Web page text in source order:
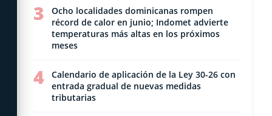
3
Ocho localidades dominicanas rompen
récord de calor en junio; Indomet advierte
temperaturas más altas en los próximos
meses
4
Calendario de aplicación de la Ley 30-26 con
entrada gradual de nuevas medidas
tributarias